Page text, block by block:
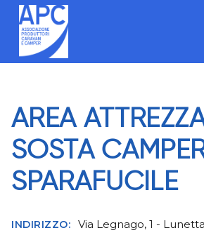
Salta
contenuto
AREA
SOSTA
SPARAFUCILE
INDIRIZZO: Via Legnago, 1 -